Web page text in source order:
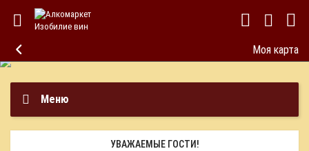
Моя карта
Меню
УВАЖАЕМЫЕ ГОСТИ!